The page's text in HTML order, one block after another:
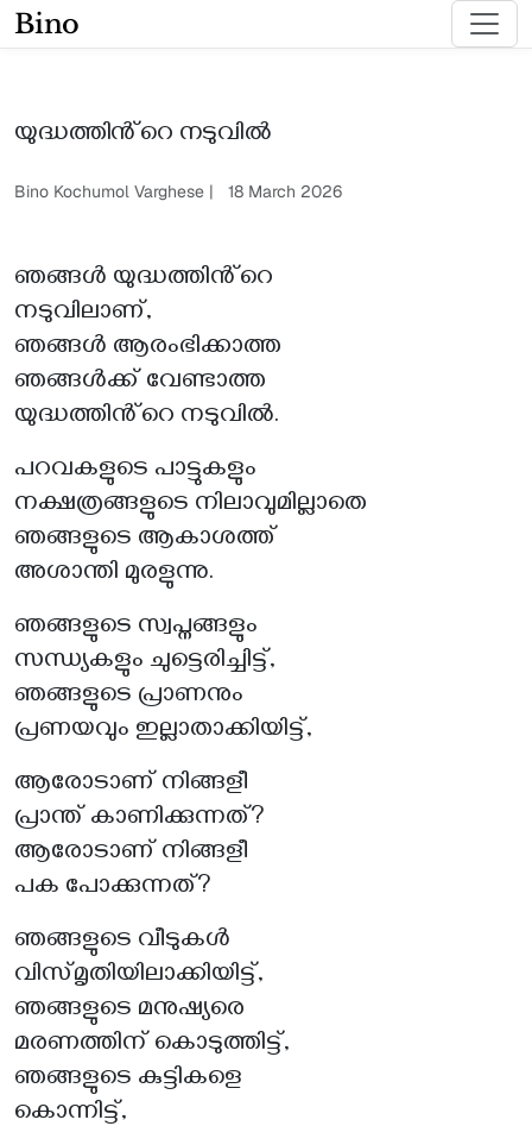
Bino
യുദ്ധത്തിൻ്റെ നടുവിൽ
Bino Kochumol Varghese | 18 March 2026
ഞങ്ങൾ യുദ്ധത്തിൻ്റെ
നടുവിലാണ്,
ഞങ്ങൾ ആരംഭിക്കാത്ത
ഞങ്ങൾക്ക് വേണ്ടാത്ത
യുദ്ധത്തിൻ്റെ നടുവിൽ.
പറവകളുടെ പാട്ടുകളും
നക്ഷത്രങ്ങളുടെ നിലാവുമില്ലാതെ
ഞങ്ങളുടെ ആകാശത്ത്
അശാന്തി മുരളുന്നു.
ഞങ്ങളുടെ സ്വപ്നങ്ങളും
സന്ധ്യകളും ചുട്ടെരിച്ചിട്ട്,
ഞങ്ങളുടെ പ്രാണനും
പ്രണയവും ഇല്ലാതാക്കിയിട്ട്,
ആരോടാണ് നിങ്ങളീ
പ്രാന്ത് കാണിക്കുന്നത്?
ആരോടാണ് നിങ്ങളീ
പക പോക്കുന്നത്?
ഞങ്ങളുടെ വീടുകൾ
വിസ്‌മൃതിയിലാക്കിയിട്ട്,
ഞങ്ങളുടെ മനുഷ്യരെ
മരണത്തിന് കൊടുത്തിട്ട്,
ഞങ്ങളുടെ കുട്ടികളെ
കൊന്നിട്ട്,